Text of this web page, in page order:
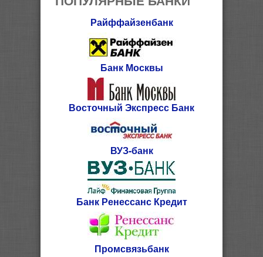
Райффайзенбанк
Банк Москвы
Восточный Экспресс Банк
ВУЗ-банк
Банк Ренессанс Кредит
Промсвязьбанк